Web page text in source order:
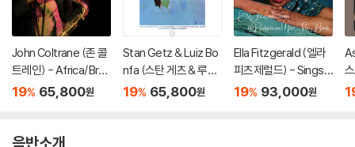
John Coltrane (존 콜
트레인) - Africa/Bras
s [LP]
19% 65,800원
Stan Getz & Luiz Bo
nfa (스탄 게츠 & 루이
즈 본파) - Jazz Samb
19% 65,800원
Ella Fitzgerald (엘라
피츠제럴드) - Sings t
he Rodgers and Har
19% 93,000원
음반소개